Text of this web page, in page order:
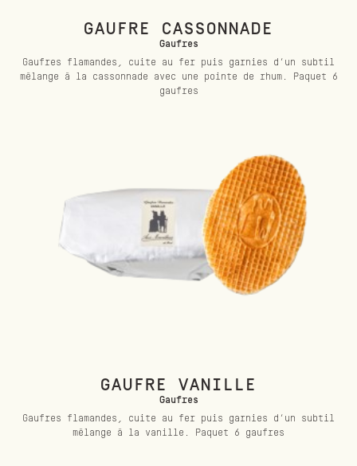
GAUFRE CASSONNADE
Gaufres
Gaufres flamandes, cuite au fer puis garnies d’un subtil
mélange à la cassonnade avec une pointe de rhum. Paquet 6
gaufres
GAUFRE VANILLE
Gaufres
Gaufres flamandes, cuite au fer puis garnies d’un subtil
mélange à la vanille. Paquet 6 gaufres